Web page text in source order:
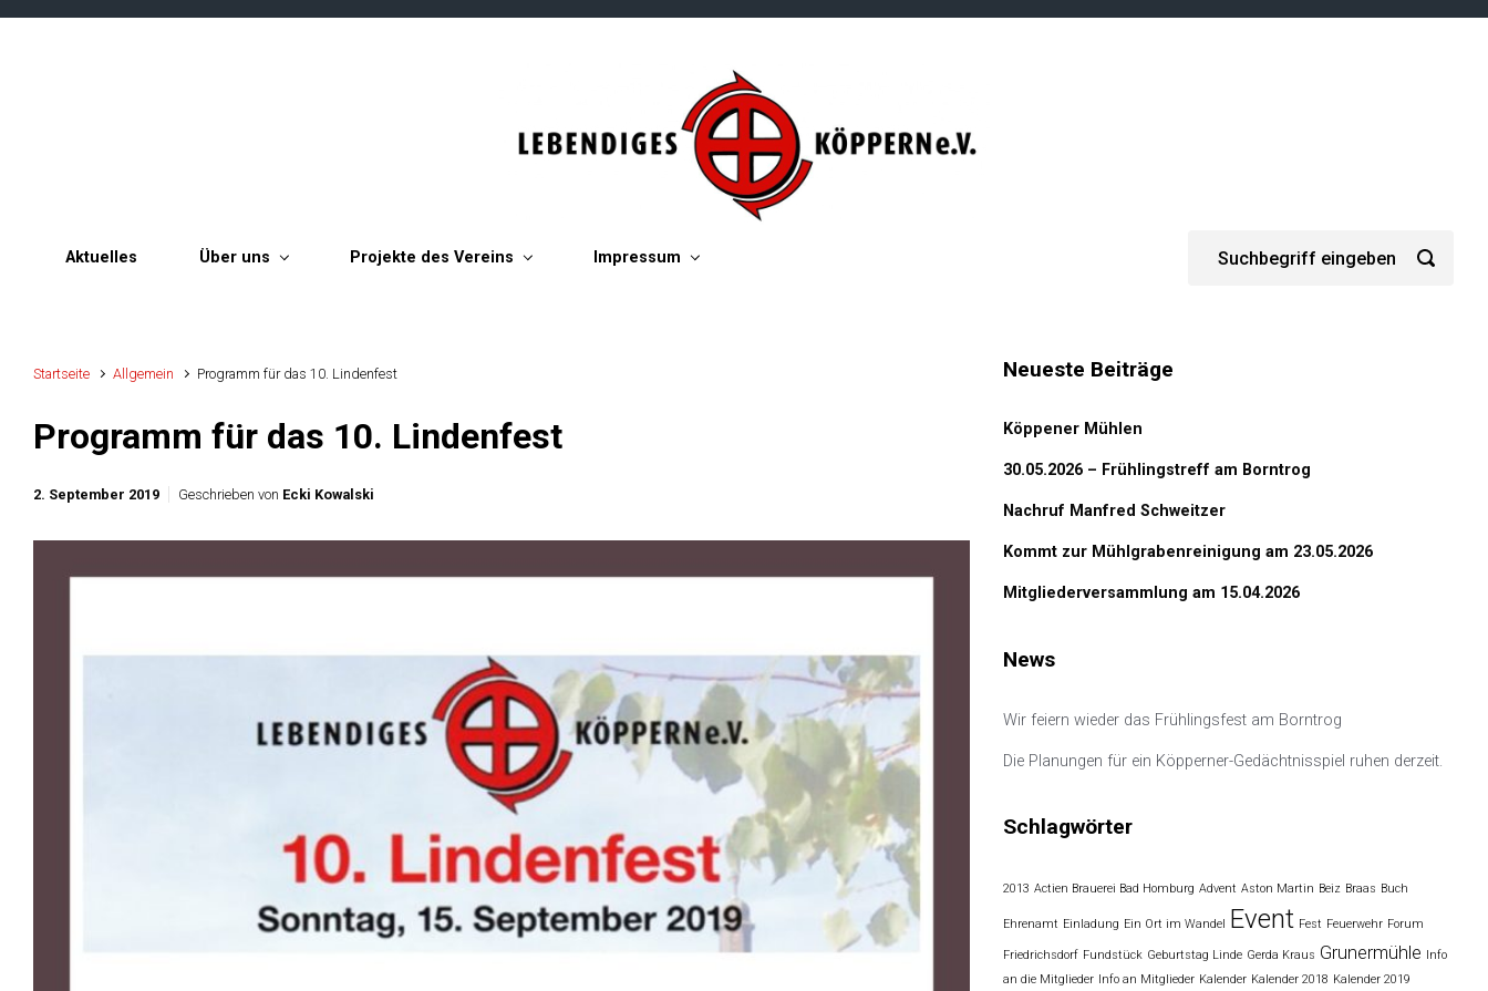
Zum Hauptinhalt springen
Aktuelles Über uns Projekte des Vereins Impressum
Startseite Allgemein Programm für das 10. Lindenfest
Programm für das 10. Lindenfest
2. September 2019 Geschrieben von Ecki Kowalski
Neueste Beiträge
Köppener Mühlen
30.05.2026 – Frühlingstreff am Borntrog
Nachruf Manfred Schweitzer
Kommt zur Mühlgrabenreinigung am 23.05.2026
Mitgliederversammlung am 15.04.2026
News
Wir feiern wieder das Frühlingsfest am Borntrog
Die Planungen für ein Köpperner-Gedächtnisspiel ruhen derzeit.
Schlagwörter
2013 Actien Brauerei Bad Homburg Advent Aston Martin Beiz Braas Buch
Ehrenamt Einladung Ein Ort im Wandel Event Fest Feuerwehr Forum
Friedrichsdorf Fundstück Geburtstag Linde Gerda Kraus Grunermühle
Info
an die Mitglieder
Info an Mitglieder Kalender Kalender 2018 Kalender 2019